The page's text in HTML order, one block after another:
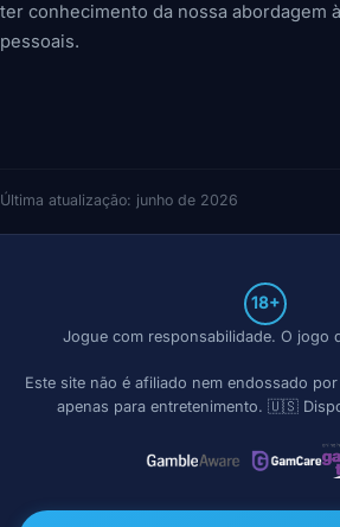
ter conhecimento da nossa abordagem
pessoais.
Última atualização: junho de 2026
18+
Jogue com responsabilidade. O jogo
Este site não é afiliado nem endossado por
apenas para entretenimento. 🇺🇸